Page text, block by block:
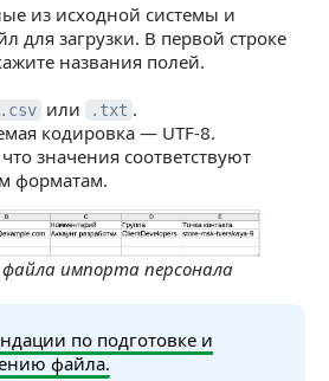
из исходной системы и
для загрузки. В первой строке
названия полей.
.csv или .txt .
кодировка — UTF-8.
значения соответствуют
форматам.
импорта персонала
по подготовке и
файла.